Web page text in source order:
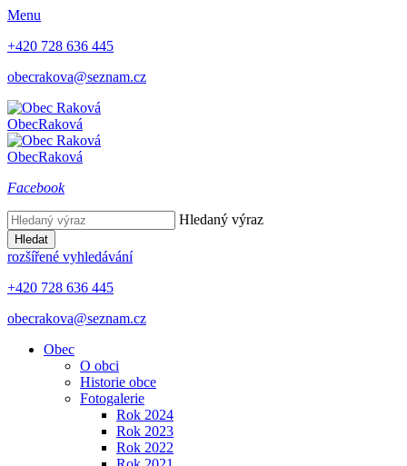
Menu
+420 728 636 445
obecrakova@seznam.cz
ObecRaková
ObecRaková
Facebook
Hledaný výraz
Hledat
rozšířené vyhledávání
+420 728 636 445
obecrakova@seznam.cz
Obec
O obci
Historie obce
Fotogalerie
Rok 2024
Rok 2023
Rok 2022